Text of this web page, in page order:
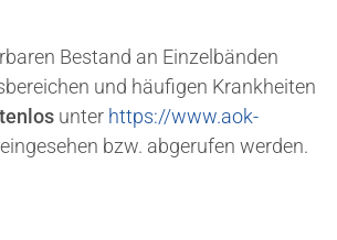
Bestand an Einzelbänden
und häufigen Krankheiten
unter https://www.aok-
eingesehen bzw. abgerufen werden.